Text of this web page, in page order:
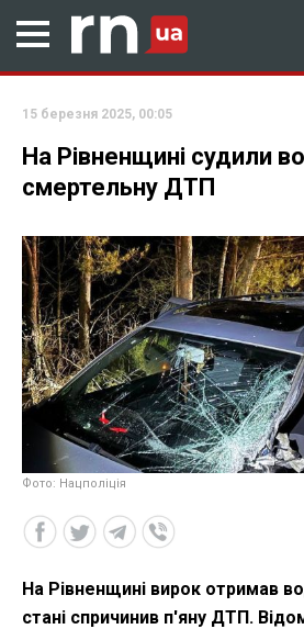
15 березня 2025, 00:05
На Рівненщині судили
смертельну ДТП
Фото: Нацполіція
На Рівненщині вирок отримав
стані спричинив п'яну ДТП.